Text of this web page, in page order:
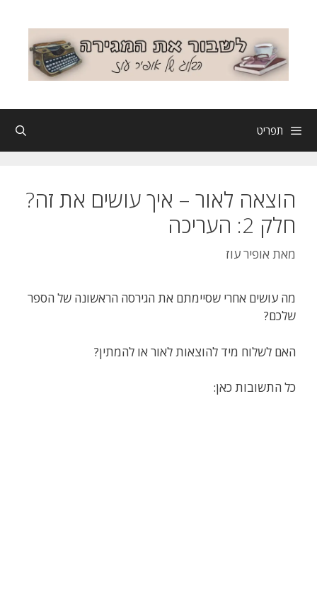
תפריט
הוצאה לאור – איך עושים את זה?
חלק 2: העריכה
מאת אופיר עוז
מה עושים אחרי שסיימתם את הגירסה הראשונה של הספר
שלכם?
האם לשלוח מיד להוצאות לאור או להמתין?
כל התשובות כאן: